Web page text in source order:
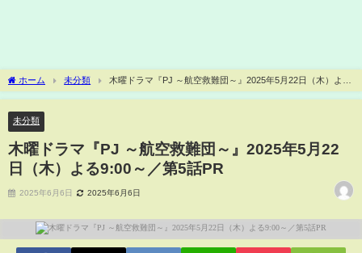
ホーム 未分類
木曜ドラマ『PJ ～航空救難団～』2025年5月22日（木）よる
9:00～／第5話PR
未分類
木曜ドラマ『PJ ～航空救難団～』2025年5月22
日（木）よる9:00～／第5話PR
2025年6月6日 2025年6月6日